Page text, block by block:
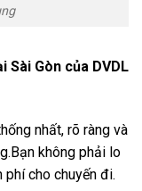
Sài Gòn của DVDL
nhất, rõ ràng và
không phải lo
cho chuyến đi.